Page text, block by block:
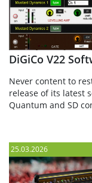
DiGiCo V22
Never content to
release of its latest
Quantum and SD
25.03.2026